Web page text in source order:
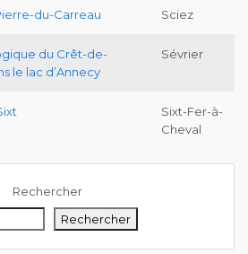
du-Carreau Sciez
du Crêt-de-
le lac d’Annecy
Sévrier
Sixt-Fer-à-
Cheval
Rechercher
Rechercher